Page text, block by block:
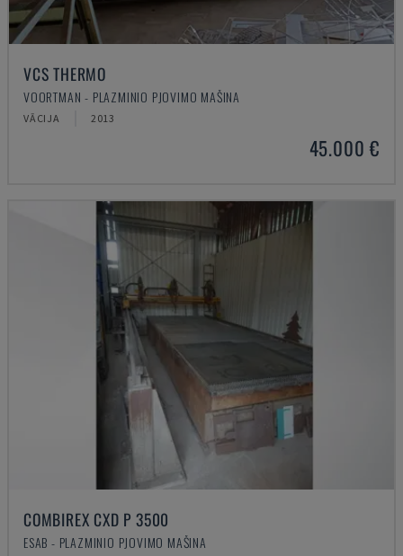
VCS THERMO
VOORTMAN - PLAZMINIO PJOVIMO MAŠINA
VĀCIJA 2013
45.000 €
COMBIREX CXD P 3500
ESAB - PLAZMINIO PJOVIMO MAŠINA